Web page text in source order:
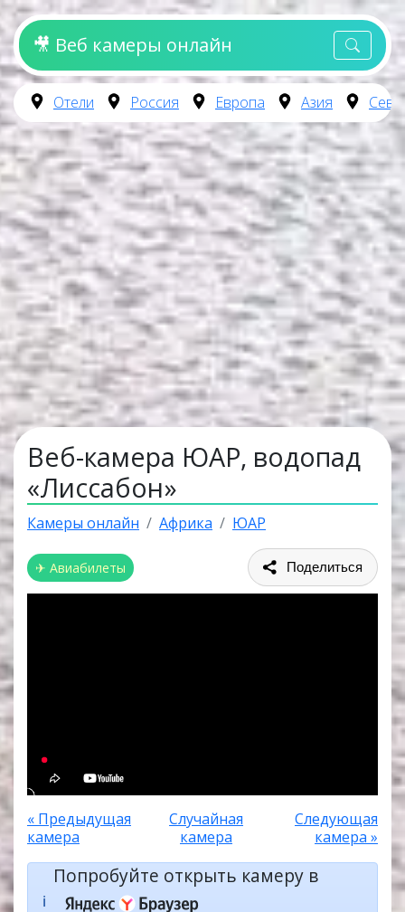
🎥 Веб камеры онлайн
Отели Россия Европа Азия
Веб-камера ЮАР, водопад
«Лиссабон»
Камеры онлайн Африка ЮАР
✈ Авиабилеты Поделиться
« Предыдущая
камера
Случайная
камера
Следующая
камера »
ℹ️
Попробуйте открыть камеру в